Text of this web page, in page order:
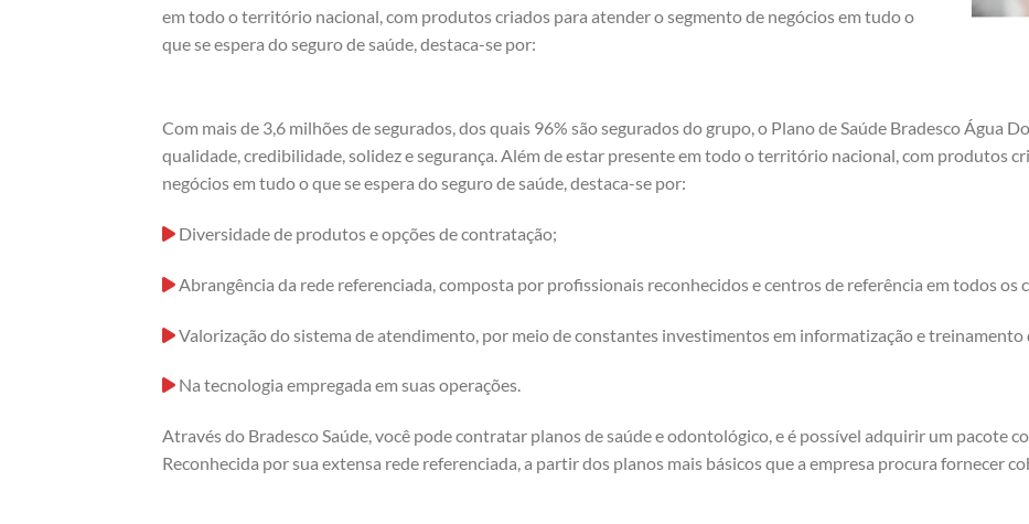
em todo o território nacional, com produtos criados para atender o segmento de negócios em tudo o
que se espera do seguro de saúde, destaca-se por:
Com mais de 3,6 milhões de segurados, dos quais 96% são segurados do grupo, o Plano de Saúde Bradesco Água
qualidade, credibilidade, solidez e segurança. Além de estar presente em todo o território nacional, com produtos
negócios em tudo o que se espera do seguro de saúde, destaca-se por:
Diversidade de produtos e opções de contratação;
Abrangência da rede referenciada, composta por profissionais reconhecidos e centros de referência em todos os
Valorização do sistema de atendimento, por meio de constantes investimentos em informatização e treinamento
Na tecnologia empregada em suas operações.
Através do Bradesco Saúde, você pode contratar planos de saúde e odontológico, e é possível adquirir um pacote
Reconhecida por sua extensa rede referenciada, a partir dos planos mais básicos que a empresa procura fornecer